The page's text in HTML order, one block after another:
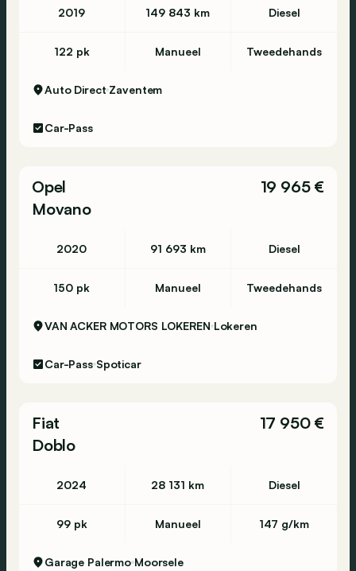
2019 149 843 km Diesel
122 pk Manueel Tweedehands
Auto Direct Zaventem
Car-Pass
Opel
Movano
19 965 €
2020 91 693 km Diesel
150 pk Manueel Tweedehands
VAN ACKER MOTORS LOKEREN Lokeren
Car-Pass Spoticar
Fiat
Doblo
17 950 €
2024 28 131 km Diesel
99 pk Manueel 147 g/km
Garage Palermo Moorsele